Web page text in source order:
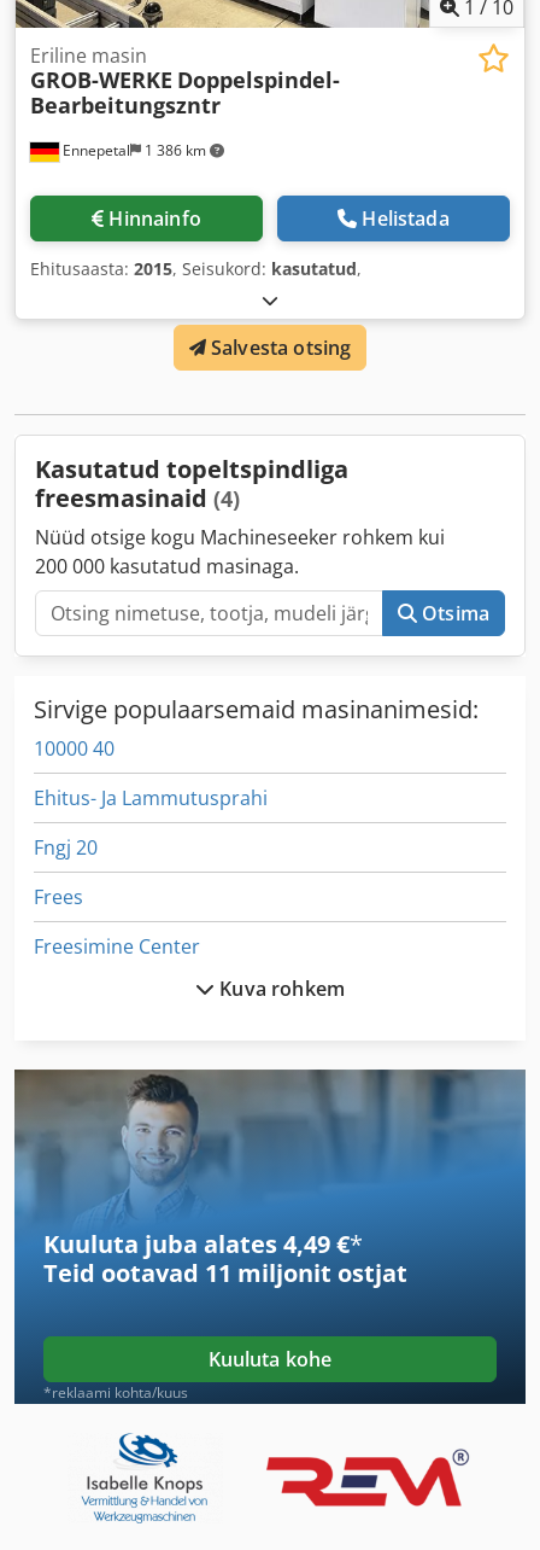
1 / 10
Ennepetal 1 386 km
Eriline masin
GROB-WERKE Doppelspindel-
Bearbeitungszntr
Hinnainfo Helistada
Ehitusaasta: 2015, Seisukord: kasutatud,
Salvesta otsing
Kasutatud topeltspindliga
freesmasinaid (4)
Nüüd otsige kogu Machineseeker rohkem kui
200 000 kasutatud masinaga.
Otsima
Sirvige populaarsemaid masinanimesid:
10000 40
Ehitus- Ja Lammutusprahi
Fngj 20
Frees
Freesimine Center
Ka 77
Lm Juhend
Ng 200
Nt 551
Tielburger Tk 18
Tnl 12
Kuva rohkem
Kuuluta juba alates 4,49 €*
Teid ootavad 11 miljonit ostjat
Kuuluta kohe
*reklaami kohta/kuus